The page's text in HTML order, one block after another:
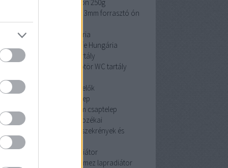
cin 3mm forrasztó ón 250g
cin 3mm forrasztó ón
Pipelife Hungária
Pipelife Hungária
dömötör WC tartály
dömötör WC tartály
érzékelők
Mofem csaptelep
Mofem csaptelep
Mofem csaptelep
szekrények és tartozékai
szekrények és
acéllemez lapradiátor
acéllemez lapradiátor